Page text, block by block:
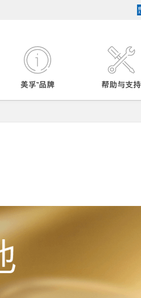
美孚™品牌 帮助与支持